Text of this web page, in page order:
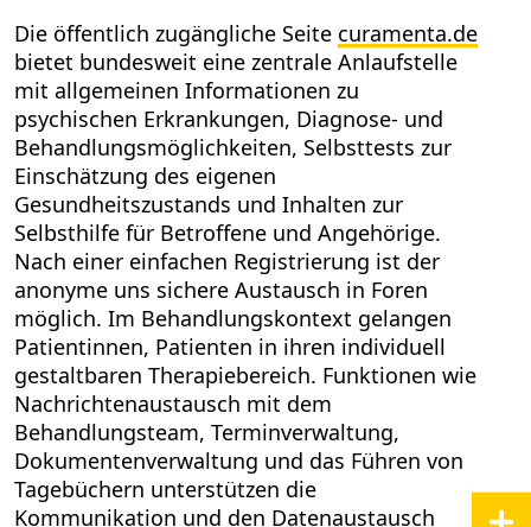
Die öffentlich zugängliche Seite curamenta.de
bietet bundesweit eine zentrale Anlaufstelle
mit allgemeinen Informationen zu
psychischen Erkrankungen, Diagnose- und
Behandlungsmöglichkeiten, Selbsttests zur
Einschätzung des eigenen
Gesundheitszustands und Inhalten zur
Selbsthilfe für Betroffene und Angehörige.
Nach einer einfachen Registrierung ist der
anonyme uns sichere Austausch in Foren
möglich. Im Behandlungskontext gelangen
Patientinnen, Patienten in ihren individuell
gestaltbaren Therapiebereich. Funktionen wie
Nachrichtenaustausch mit dem
Behandlungsteam, Terminverwaltung,
Dokumentenverwaltung und das Führen von
Tagebüchern unterstützen die
Kommunikation und den Datenaustausch